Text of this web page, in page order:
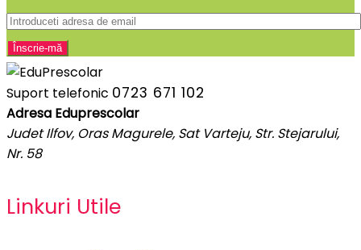
Suport telefonic 0723 671 102
Adresa Eduprescolar
Judet Ilfov, Oras Magurele, Sat Varteju, Str. Stejarului,
Nr. 58
Linkuri Utile